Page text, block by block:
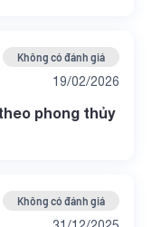
Không có đánh giá
19/02/2026
phong thủy
Không có đánh giá